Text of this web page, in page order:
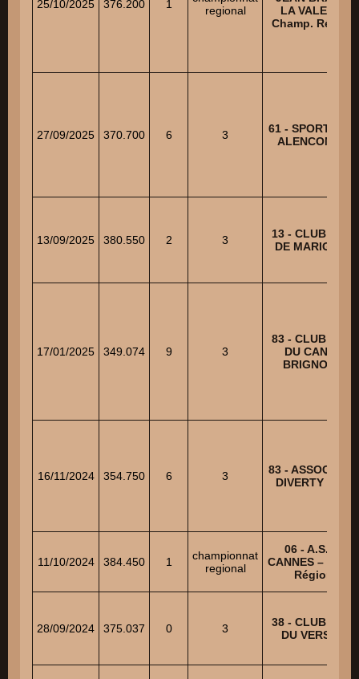
25/10/2025 376.200 1
regional
LA VALETTE -
Champ.
27/09/2025 370.700 6 3
61 - SPORT
ALENCONNAIS
13/09/2025 380.550 2 3
13 - CLUB
DE
17/01/2025 349.074 9 3
83 - CLUB
DU CANTON
BRIGNOLAIS
16/11/2024 354.750 6 3
83 -
DIVERTY
11/10/2024 384.450 1
championnat
regional
06 - A.S.L.M.
CANNES –
Régional
28/09/2024 375.037 0 3
38 - CLUB
DU VERSOUD